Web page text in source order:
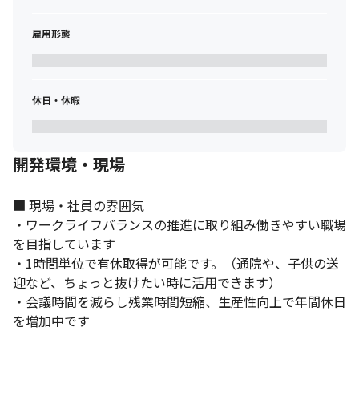
雇用形態
休日・休暇
開発環境・現場
■ 現場・社員の雰囲気
・ワークライフバランスの推進に取り組み働きやすい職場
を目指しています
・1時間単位で有休取得が可能です。（通院や、子供の送
迎など、ちょっと抜けたい時に活用できます）
・会議時間を減らし残業時間短縮、生産性向上で年間休日
を増加中です